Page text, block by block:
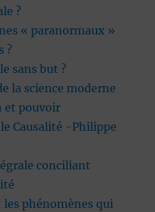
?
« paranormaux »
?
sans but ?
la science moderne
et pouvoir
Causalité -Philippe
conciliant
les phénomènes qui